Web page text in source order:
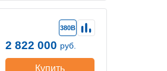
380В
2 822 000 руб.
Купить